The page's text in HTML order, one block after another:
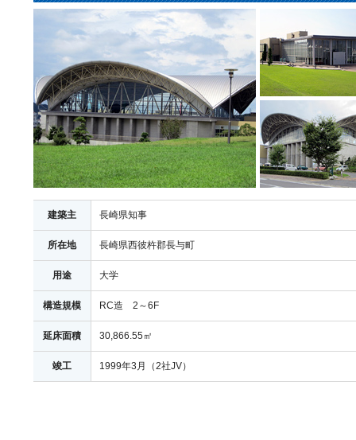
建築主 長崎県知事
所在地 長崎県西彼杵郡長与町
用途 大学
構造規模 RC造 2～6F
延床面積 30,866.55㎡
竣工 1999年3月（2社JV）